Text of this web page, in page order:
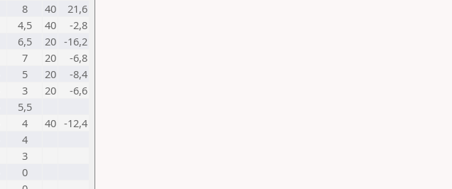
8 40
21,6
4,5 40
-2,8
6,5 20 -16,2
7 20
-6,8
5 20
-8,4
3 20
-6,6
5,5
4 40 -12,4
4
3
0